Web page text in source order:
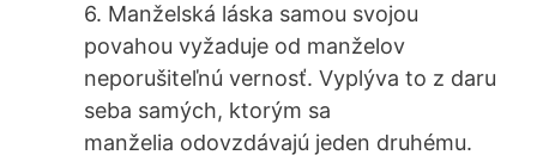
6. Manželská láska samou svojou
povahou vyžaduje od manželov
neporušiteľnú vernosť. Vyplýva to z daru
seba samých, ktorým sa
manželia odovzdávajú jeden druhému.